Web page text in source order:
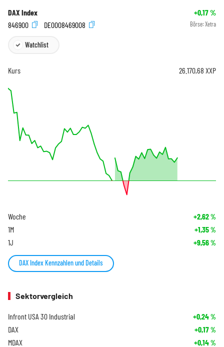
DAX Index +0,17%
846900
DE0008469008 Börse: Xetra
Watchlist
Kurs 26.170,68 XXP
Woche +2,62%
1M +1,35%
1J +9,56%
DAX Index Kennzahlen und Details
Sektorvergleich
Infront USA 30 Industrial +0,24%
DAX +0,17%
MDAX +0,14%